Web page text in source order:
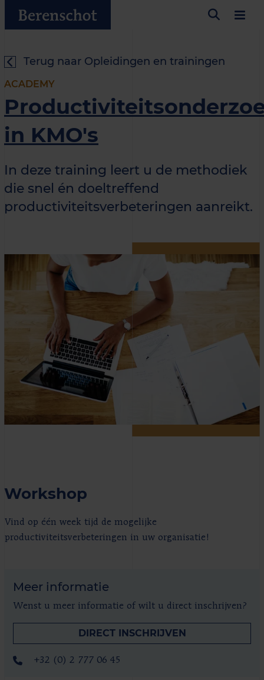
Terug naar Opleidingen en trainingen
ACADEMY
in KMO's
In deze training leert u de methodiek
die snel én doeltreffend
productiviteitsverbeteringen aanreikt.
Workshop
Vind op één week tijd de mogelijke
productiviteitsverbeteringen in uw organisatie!
Meer informatie
Wenst u meer informatie of wilt u direct inschrijven?
DIRECT INSCHRIJVEN
+32 (0) 2 777 06 45